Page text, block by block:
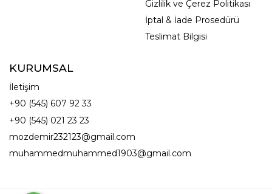
Gizlilik ve Çerez Politikası
İptal & İade Prosedürü
Teslimat Bilgisi
KURUMSAL
İletişim
+90 (545) 607 92 33
+90 (545) 021 23 23
mozdemir232123@gmail.com
muhammedmuhammed1903@gmail.com